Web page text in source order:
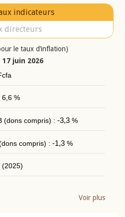
indicateurs
directeurs
le taux d’inflation)
juin 2026
6,6 %
(dons compris) : -3,3%
compris) : -1,3%
(2025)
Voir plus